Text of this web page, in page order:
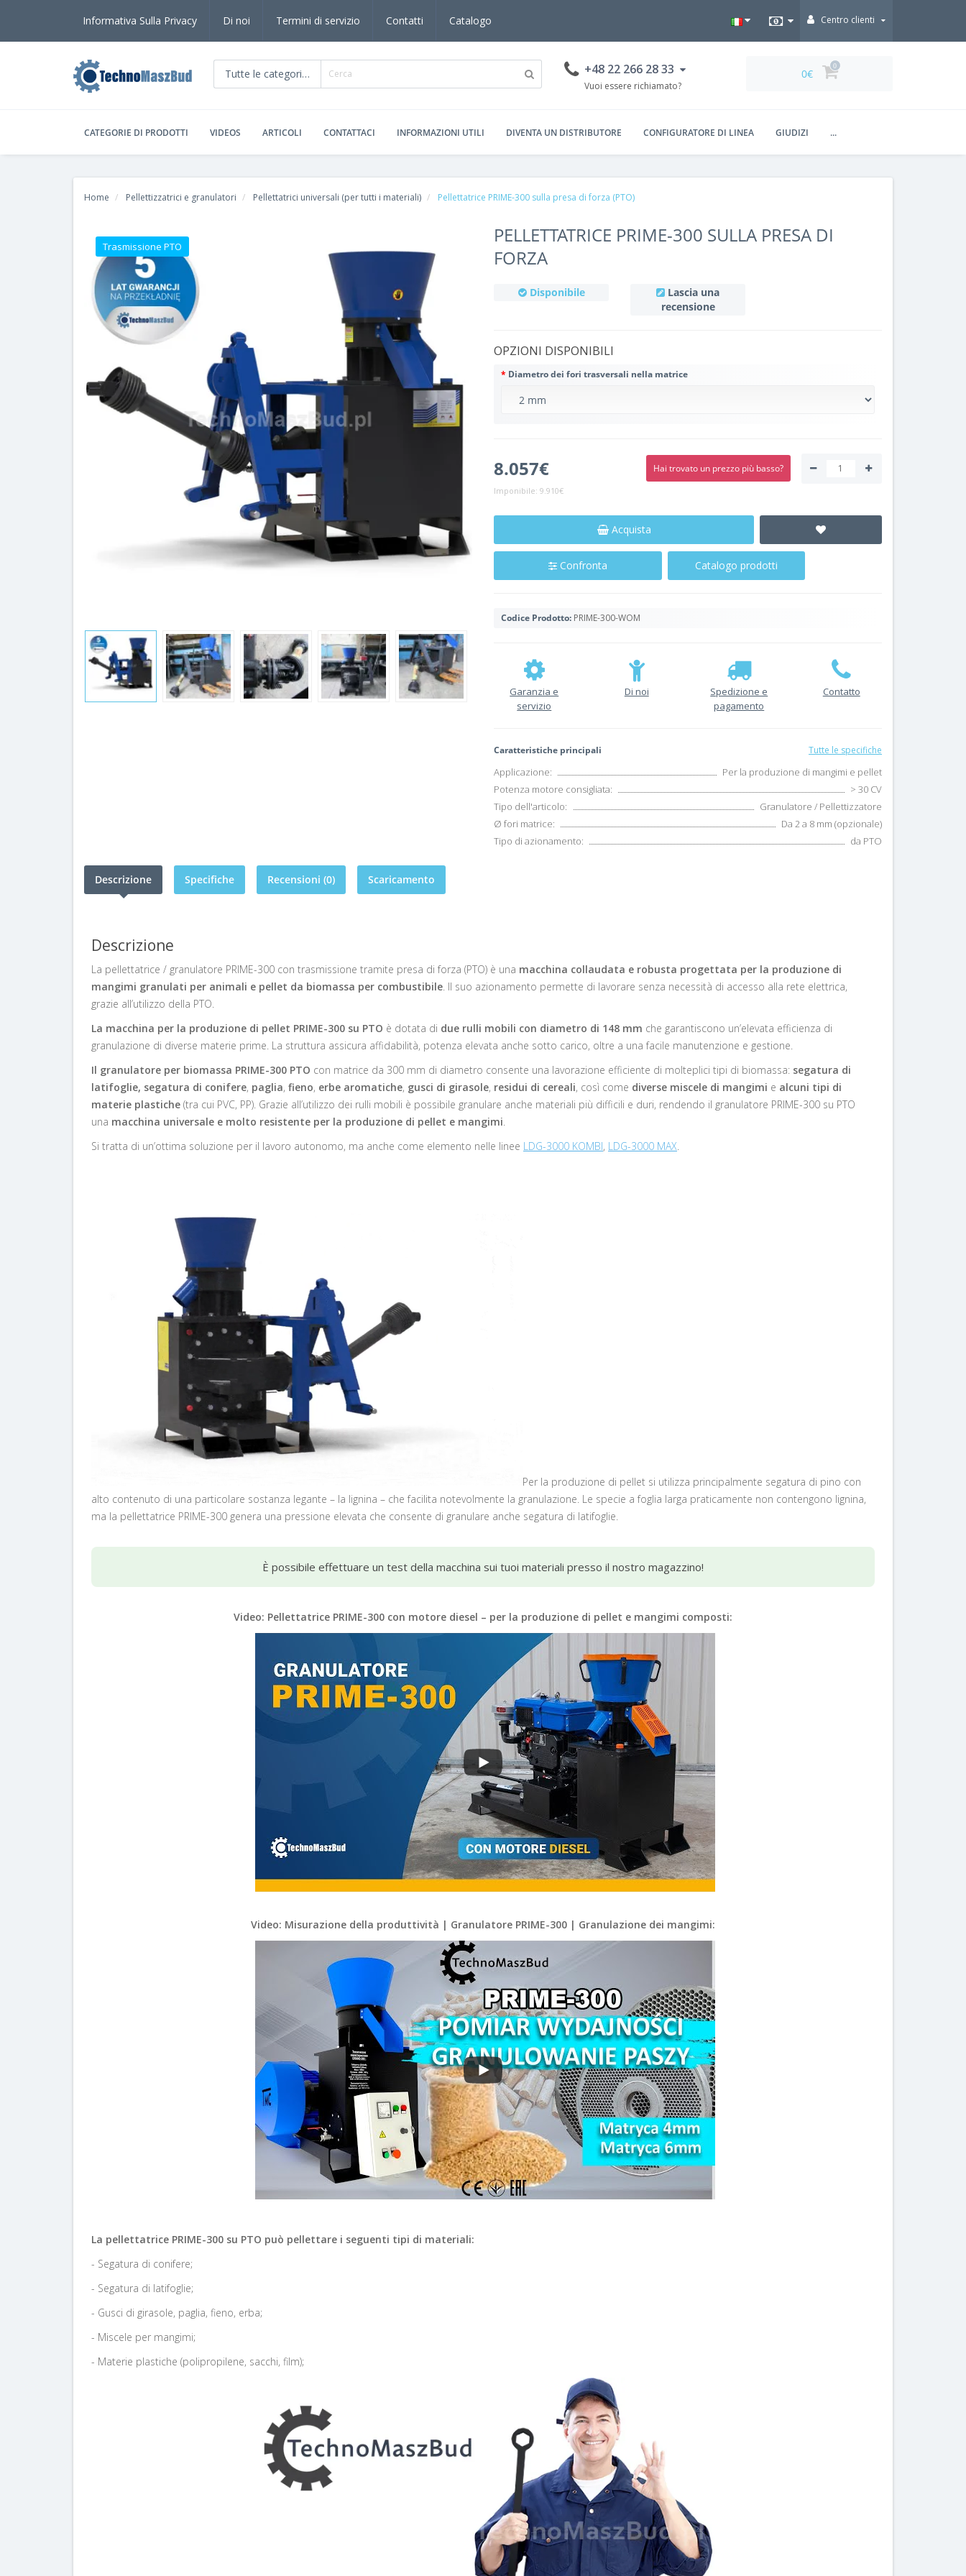
Informativa Sulla Privacy Di noi Termini di servizio Contatti Catalogo Centro clienti
Tutte le categorie +48 22 266 28 33
Vuoi essere richiamato?
0€
0
CATEGORIE DI PRODOTTI VIDEOS ARTICOLI CONTATTACI INFORMAZIONI UTILI DIVENTA UN DISTRIBUTORE CONFIGURATORE DI LINEA GIUDIZI ...
Home Pellettizzatrici e granulatori Pellettatrici universali (per tutti i materiali) Pellettatrice PRIME-300 sulla presa di forza (PTO)
Trasmissione PTO
PELLETTATRICE PRIME-300 SULLA PRESA DI
FORZA
Disponibile
Lascia una
recensione
OPZIONI DISPONIBILI
Diametro dei fori trasversali nella matrice
8.057€
Imponibile: 9.910€
Hai trovato un prezzo più basso?
Acquista
Confronta Catalogo prodotti
Codice Prodotto: PRIME-300-WOM
Garanzia e
servizio
Di noi
Spedizione e
pagamento
Contatto
Caratteristiche principali Tutte le specifiche
Applicazione:
Per la produzione di mangimi e pellet
Potenza motore consigliata:
> 30 CV
Tipo dell'articolo:
Granulatore / Pellettizzatore
Ø fori matrice:
Da 2 a 8 mm (opzionale)
Tipo di azionamento:
da PTO
Descrizione Specifiche Recensioni (0) Scaricamento
Descrizione
La pellettatrice / granulatore PRIME-300 con trasmissione tramite presa di forza (PTO) è una macchina collaudata e robusta progettata per la produzione di
mangimi granulati per animali e pellet da biomassa per combustibile. Il suo azionamento permette di lavorare senza necessità di accesso alla rete elettrica,
grazie all’utilizzo della PTO.
La macchina per la produzione di pellet PRIME-300 su PTO è dotata di due rulli mobili con diametro di 148 mm che garantiscono un’elevata efficienza di
granulazione di diverse materie prime. La struttura assicura affidabilità, potenza elevata anche sotto carico, oltre a una facile manutenzione e gestione.
Il granulatore per biomassa PRIME-300 PTO con matrice da 300 mm di diametro consente una lavorazione efficiente di molteplici tipi di biomassa: segatura di
latifoglie, segatura di conifere, paglia, fieno, erbe aromatiche, gusci di girasole, residui di cereali, così come diverse miscele di mangimi e alcuni tipi di
materie plastiche (tra cui PVC, PP). Grazie all’utilizzo dei rulli mobili è possibile granulare anche materiali più difficili e duri, rendendo il granulatore PRIME-300 su PTO
una macchina universale e molto resistente per la produzione di pellet e mangimi.
Si tratta di un’ottima soluzione per il lavoro autonomo, ma anche come elemento nelle linee LDG-3000 KOMBI, LDG-3000 MAX.
Per la produzione di pellet si utilizza principalmente segatura di pino con
alto contenuto di una particolare sostanza legante – la lignina – che facilita notevolmente la granulazione. Le specie a foglia larga praticamente non contengono lignina,
ma la pellettatrice PRIME-300 genera una pressione elevata che consente di granulare anche segatura di latifoglie.
È possibile effettuare un test della macchina sui tuoi materiali presso il nostro magazzino!
Video: Pellettatrice PRIME-300 con motore diesel – per la produzione di pellet e mangimi composti:
Video: Misurazione della produttività | Granulatore PRIME-300 | Granulazione dei mangimi:
La pellettatrice PRIME-300 su PTO può pellettare i seguenti tipi di materiali:
- Segatura di conifere;
- Segatura di latifoglie;
- Gusci di girasole, paglia, fieno, erba;
- Miscele per mangimi;
- Materie plastiche (polipropilene, sacchi, film);